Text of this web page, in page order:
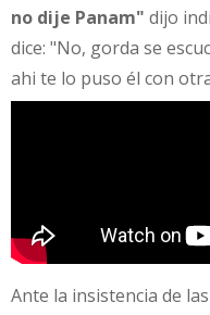
no dije Panam" dijo
dice: "No, gorda se
ahi te lo puso él con
Ante la insistencia de